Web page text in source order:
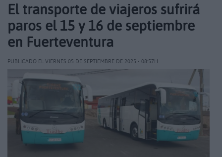
El transporte de viajeros sufrirá
paros el 15 y 16 de septiembre
en Fuerteventura
PUBLICADO EL VIERNES 05 DE SEPTIEMBRE DE 2025 - 08:57H